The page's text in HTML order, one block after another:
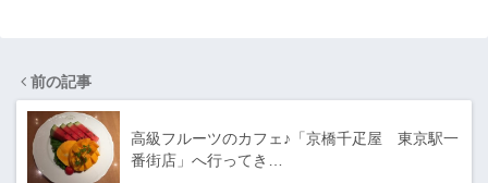
前の記事
高級フルーツのカフェ♪「京橋千疋屋 東京駅一
番街店」へ行ってき…